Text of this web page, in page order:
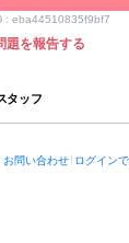
: eba44510835f9bf7
題を報告する
タッフ
お問い合わせ ログイン